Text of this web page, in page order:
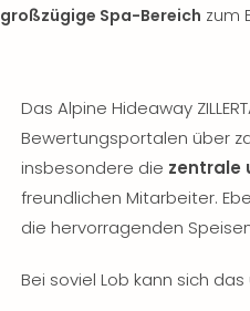
großzügige Spa-Bereich zum
Das Alpine Hideaway
Bewertungsportalen über
insbesondere die zentrale
freundlichen Mitarbeiter.
die hervorragenden
Bei soviel Lob kann sich